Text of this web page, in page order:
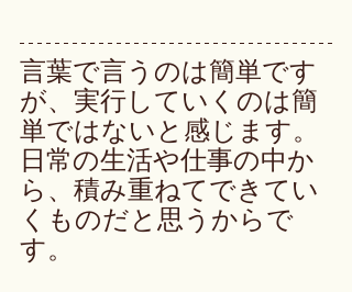
言葉で言うのは簡単です
が、実行していくのは簡
単ではないと感じます。
日常の生活や仕事の中か
ら、積み重ねてできてい
くものだと思うからで
す。